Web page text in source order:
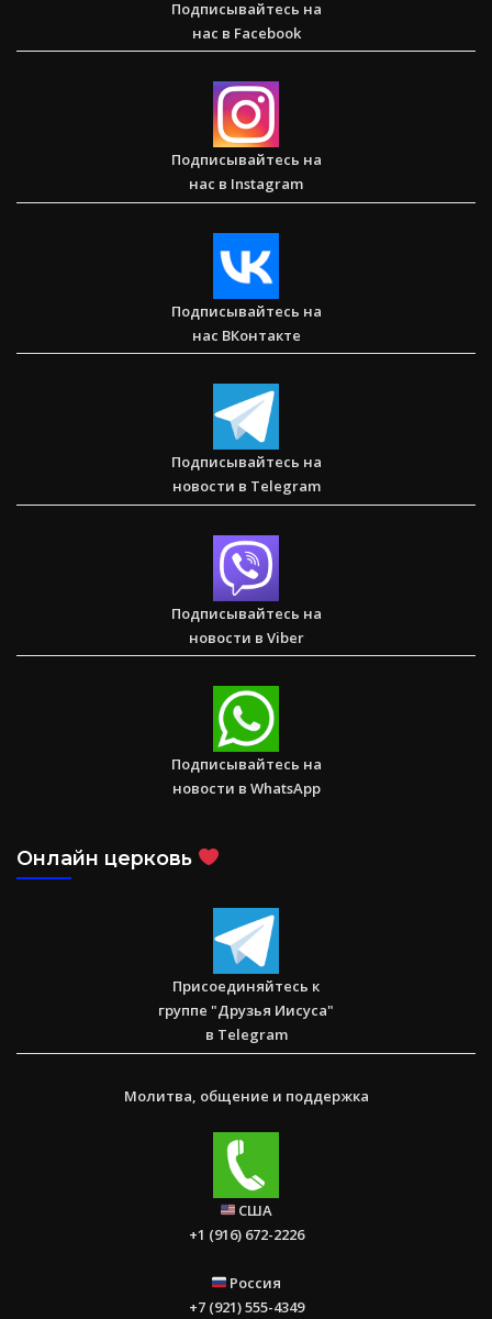
Два часа, которые изменили жизнь буддистского монаха
(Стэн и Лана — Иисус без границ) (BBS05030)
Спасаем. Восстанавливаем. Обучаем. Помогите нам
достичь цели в $10 000
Послание к Римлянам
Подписывайтесь на
нас в Facebook
Подписывайтесь на
нас в Instagram
Подписывайтесь на
нас ВКонтакте
Подписывайтесь на
новости в Telegram
Подписывайтесь на
новости в Viber
Подписывайтесь на
новости в WhatsApp
Онлайн церковь
Присоединяйтесь к
группе "Друзья Иисуса"
в Telegram
Молитва, общение и поддержка
США
+1 (916) 672-2226
Россия
+7 (921) 555-4349